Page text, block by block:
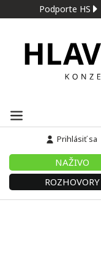
Podporte HS
Prihlásiť sa
NAŽIVO
ROZHOVORY